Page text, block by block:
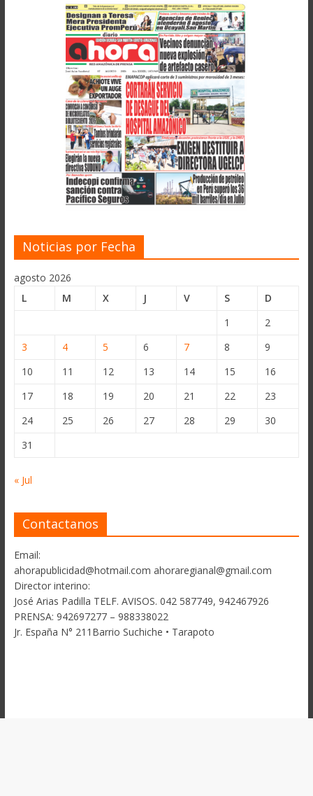
Noticias por Fecha
agosto 2026
L
M X J V S
D
1
2
3
4 5 6 7 8
9
10
11 12 13 14 15
16
17
18 19 20 21 22
23
24
25 26 27 28 29
30
31
« Jul
Contactanos
Email:
ahorapublicidad@hotmail.com ahoraregianal@gmail.com
Director interino:
José Arias Padilla TELF. AVISOS. 042 587749, 942467926
PRENSA: 942697277 – 988338022
Jr. España N° 211Barrio Suchiche • Tarapoto